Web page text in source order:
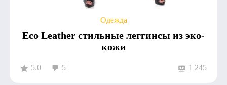
Одежда
Eco Leather стильные леггинсы из эко-
кожи
5.0 5 1 245